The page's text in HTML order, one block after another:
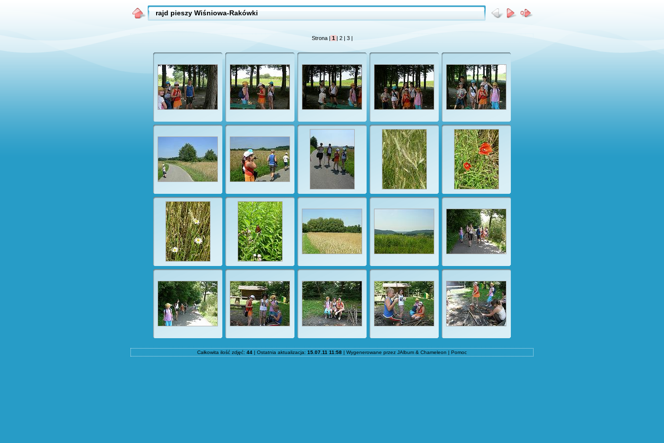
rajd pieszy Wiśniowa-Rakówki
Strona | 1 | 2 | 3 |
Całkowita ilość zdjęć: 44 | Ostatnia aktualizacja: 15.07.11 11:58 | Wygenerowane przez JAlbum & Chameleon | Pomoc